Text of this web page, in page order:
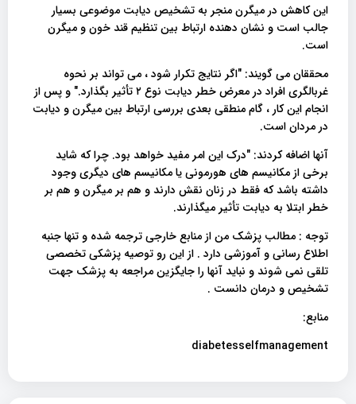
این کاهش در میگرن منجر به تشخیص دیابت موضوعی بسیار
جالب است و نشان دهنده ارتباط بین تنظیم قند خون و میگرن
است.
محققان می گویند: "اگر نتایج تکرار شود ، می تواند بر نحوه
غربالگری افراد در معرض خطر دیابت نوع ۲ تأثیر بگذارد." و پس از
انجام این کار ، گام منطقی بعدی بررسی ارتباط بین میگرن و دیابت
در مردان است.
آنها اضافه کردند: "درک این امر مفید خواهد بود. چرا که شاید
برخی از مکانیسم های هورمونی یا مکانیسم های دیگری وجود
داشته باشد که فقط در زنان نقش دارند و هم بر میگرن و هم بر
خطر ابتلا به دیابت تأثیر میگذارند.
توجه : مطالب پزشک من از منابع خارجی ترجمه شده و تنها جنبه
اطلاع رسانی و آموزشی دارد . از این رو توصیه پزشکی تخصصی
تلقی نمی شوند و نباید آنها را جایگزین مراجعه به پزشک جهت
تشخیص و درمان دانست .
منابع:
diabetesselfmanagement